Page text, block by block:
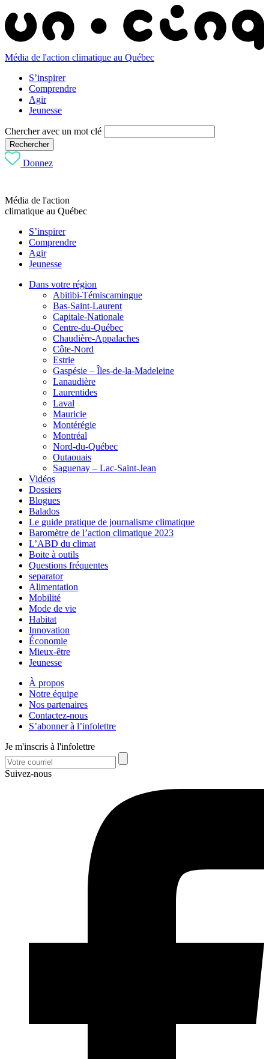
Média de l'action climatique au Québec
S’inspirer
Comprendre
Agir
Jeunesse
Chercher avec un mot clé
Rechercher
Donnez
Média de l'action
climatique au Québec
S’inspirer
Comprendre
Agir
Jeunesse
Dans votre région
Abitibi-Témiscamingue
Bas-Saint-Laurent
Capitale-Nationale
Centre-du-Québec
Chaudière-Appalaches
Côte-Nord
Estrie
Gaspésie – Îles-de-la-Madeleine
Lanaudière
Laurentides
Laval
Mauricie
Montérégie
Montréal
Nord-du-Québec
Outaouais
Saguenay – Lac-Saint-Jean
Vidéos
Dossiers
Blogues
Balados
Le guide pratique de journalisme climatique
Baromètre de l’action climatique 2023
L’ABD du climat
Boite à outils
Questions fréquentes
separator
Alimentation
Mobilité
Mode de vie
Habitat
Innovation
Économie
Mieux-être
Jeunesse
À propos
Notre équipe
Nos partenaires
Contactez-nous
S’abonner à l’infolettre
Je m'inscris à l'infolettre
Suivez-nous